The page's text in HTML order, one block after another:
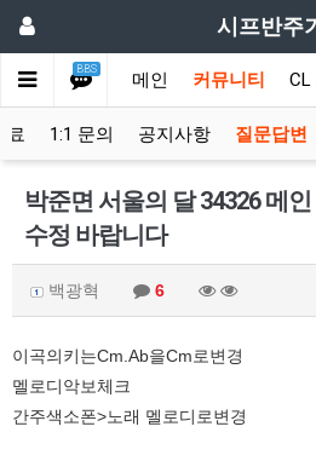
시프반주기
BBS
메인 커뮤니티 CL
료 1:1 문의 공지사항 질문답변
박준면 서울의 달 34326 메
수정 바랍니다
백광혁 6
이곡의키는Cm.Ab을Cm로변경
멜로디악보체크
간주색소폰>노래 멜로디로변경